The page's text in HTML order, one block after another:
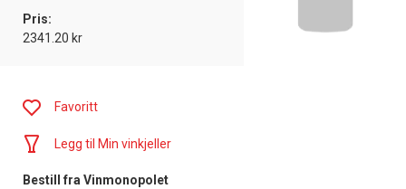
Pris:
2341.20 kr
Favoritt
Legg til Min vinkjeller
Bestill fra Vinmonopolet